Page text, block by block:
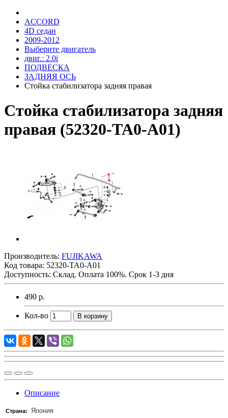
ACCORD
4D седан
2009-2012
Выберите двигатель
двиг.: 2.0i
ПОДВЕСКА
ЗАДНЯЯ ОСЬ
Стойка стабилизатора задняя правая
Стойка стабилизатора задняя
правая (52320-TA0-A01)
Производитель: FUJIKAWA
Код товара: 52320-TA0-A01
Доступность: Склад. Оплата 100%. Срок 1-3 дня
490 р.
Кол-во В корзину
Описание
Страна: Япония